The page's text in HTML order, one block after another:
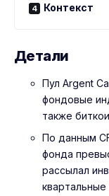
Контекст
Детали
Пул Argent
фондовые
также
По данным
фонда
рассылал